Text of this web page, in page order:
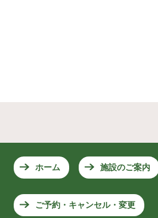
ホーム 施設のご案内
ご予約・キャンセル・変更